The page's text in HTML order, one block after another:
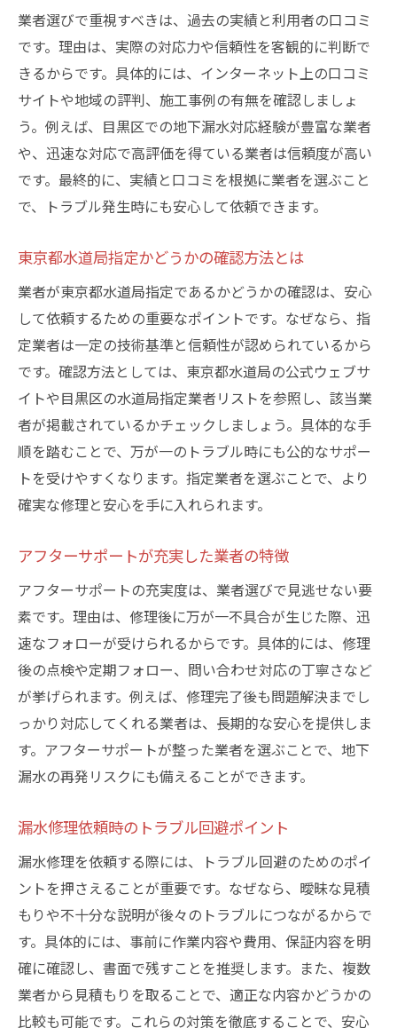
業者選びで重視すべきは、過去の実績と利用者の口コミ
です。理由は、実際の対応力や信頼性を客観的に判断で
きるからです。具体的には、インターネット上の口コミ
サイトや地域の評判、施工事例の有無を確認しましょ
う。例えば、目黒区での地下漏水対応経験が豊富な業者
や、迅速な対応で高評価を得ている業者は信頼度が高い
です。最終的に、実績と口コミを根拠に業者を選ぶこと
で、トラブル発生時にも安心して依頼できます。
東京都水道局指定かどうかの確認方法とは
業者が東京都水道局指定であるかどうかの確認は、安心
して依頼するための重要なポイントです。なぜなら、指
定業者は一定の技術基準と信頼性が認められているから
です。確認方法としては、東京都水道局の公式ウェブサ
イトや目黒区の水道局指定業者リストを参照し、該当業
者が掲載されているかチェックしましょう。具体的な手
順を踏むことで、万が一のトラブル時にも公的なサポー
トを受けやすくなります。指定業者を選ぶことで、より
確実な修理と安心を手に入れられます。
アフターサポートが充実した業者の特徴
アフターサポートの充実度は、業者選びで見逃せない要
素です。理由は、修理後に万が一不具合が生じた際、迅
速なフォローが受けられるからです。具体的には、修理
後の点検や定期フォロー、問い合わせ対応の丁寧さなど
が挙げられます。例えば、修理完了後も問題解決までし
っかり対応してくれる業者は、長期的な安心を提供しま
す。アフターサポートが整った業者を選ぶことで、地下
漏水の再発リスクにも備えることができます。
漏水修理依頼時のトラブル回避ポイント
漏水修理を依頼する際には、トラブル回避のためのポイ
ントを押さえることが重要です。なぜなら、曖昧な見積
もりや不十分な説明が後々のトラブルにつながるからで
す。具体的には、事前に作業内容や費用、保証内容を明
確に確認し、書面で残すことを推奨します。また、複数
業者から見積もりを取ることで、適正な内容かどうかの
比較も可能です。これらの対策を徹底することで、安心